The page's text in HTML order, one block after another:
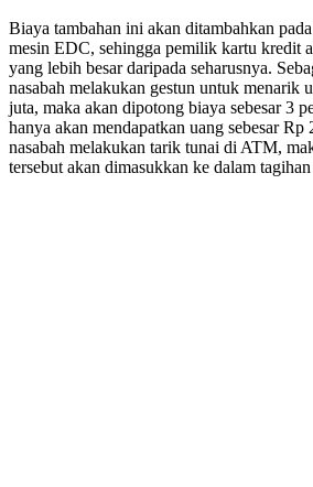
Biaya tambahan ini akan ditambahkan
mesin EDC, sehingga pemilik kartu kredit
yang lebih besar daripada seharusnya.
nasabah melakukan gestun untuk menarik
juta, maka akan dipotong biaya sebesar 3
hanya akan mendapatkan uang sebesar
nasabah melakukan tarik tunai di ATM,
tersebut akan dimasukkan ke dalam tagihan